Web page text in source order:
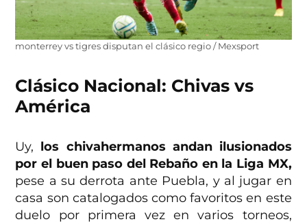
monterrey vs tigres disputan el clásico regio / Mexsport
Clásico Nacional: Chivas vs
América
Uy, los chivahermanos andan ilusionados
por el buen paso del Rebaño en la Liga MX,
pese a su derrota ante Puebla, y al jugar en
casa son catalogados como favoritos en este
duelo por primera vez en varios torneos,